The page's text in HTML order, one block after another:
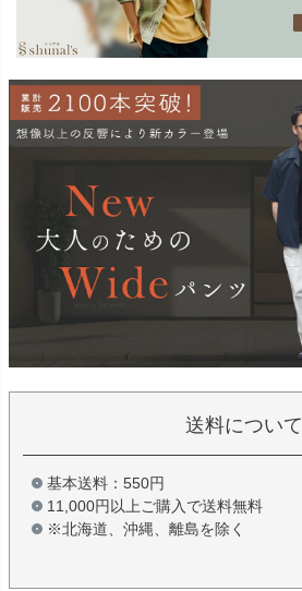
送料について
基本送料：550円
11,000円以上ご購入で送料無料
※北海道、沖縄、離島を除く